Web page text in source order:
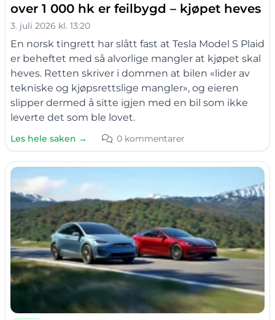
over 1 000 hk er feilbygd – kjøpet heves
3. juli 2026 kl. 13:20
En norsk tingrett har slått fast at Tesla Model S Plaid
er beheftet med så alvorlige mangler at kjøpet skal
heves. Retten skriver i dommen at bilen «lider av
tekniske og kjøpsrettslige mangler», og eieren
slipper dermed å sitte igjen med en bil som ikke
leverte det som ble lovet.
Les hele saken → 0 kommentarer